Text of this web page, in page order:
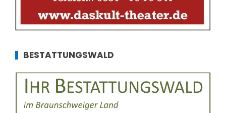
BESTATTUNGSWALD